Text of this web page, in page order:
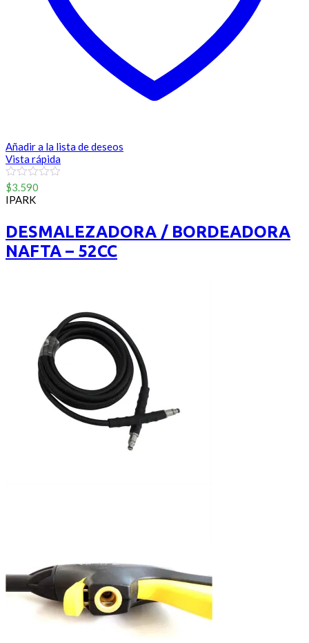
Añadir a la lista de deseos
Vista rápida
0
out
of
$3.590
IPARK
DESMALEZADORA / BORDEADORA
NAFTA – 52CC